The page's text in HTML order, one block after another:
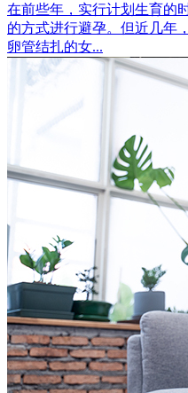
在前些年，实行计划生育的
的方式进行避孕。但近几年
卵管结扎的女...